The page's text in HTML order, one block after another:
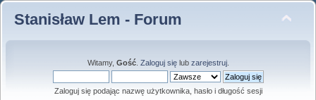
Stanisław Lem - Forum
Witamy, Gość. Zaloguj sięlub zarejestruj.
Zaloguj się podając nazwę użytkownika, hasło i długość sesji